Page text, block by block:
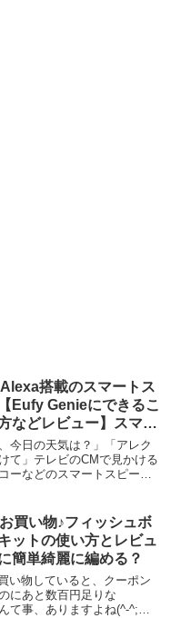
搭載のスマートス
Eufy Genieにできるこ
などレビュー】スマー
応の家電操作にとても
今日の天気は？」「アレク
て」テレビのCMで見かける
ーなどのスマートスピーカ
よく広告で出てくるよう
らした...
買い物♪フィッシュボ
ットの使い方とレビュ
簡単綺麗に編める？
い物していると、クーポン
にあと数百円足りな
て事、ありますよね(^-^;普